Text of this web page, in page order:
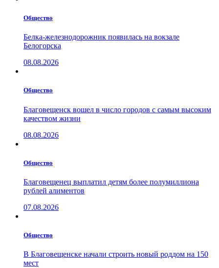
Общество
Белка-железнодорожник появилась на вокзале
Белогорска
08.08.2026
Общество
Благовещенск вошел в число городов с самым высоким
качеством жизни
08.08.2026
Общество
Благовещенец выплатил детям более полумиллиона
рублей алиментов
07.08.2026
Общество
В Благовещенске начали строить новый роддом на 150
мест